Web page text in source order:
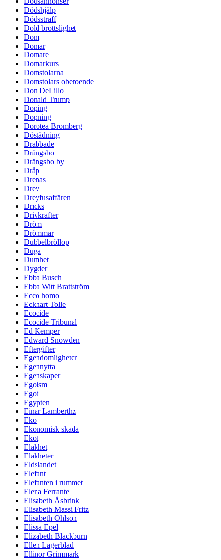
Dödshjälp
Dödsstraff
Dold brottslighet
Dom
Domar
Domare
Domarkurs
Domstolarna
Domstolars oberoende
Don DeLillo
Donald Trump
Doping
Dopning
Dorotea Bromberg
Döstädning
Drabbade
Drängsbo
Drängsbo by
Dråp
Drenas
Drev
Dreyfusaffären
Dricks
Drivkrafter
Dröm
Drömmar
Dubbelbröllop
Duga
Dumhet
Dygder
Ebba Busch
Ebba Witt Brattström
Ecco homo
Eckhart Tolle
Ecocide
Ecocide Tribunal
Ed Kemper
Edward Snowden
Eftergifter
Egendomligheter
Egennytta
Egenskaper
Egoism
Egot
Egypten
Einar Lamberthz
Eko
Ekonomisk skada
Ekot
Elakhet
Elakheter
Eldslandet
Elefant
Elefanten i rummet
Elena Ferrante
Elisabeth Åsbrink
Elisabeth Massi Fritz
Elisabeth Ohlson
Elissa Epel
Elizabeth Blackburn
Ellen Lagerblad
Ellinor Grimmark